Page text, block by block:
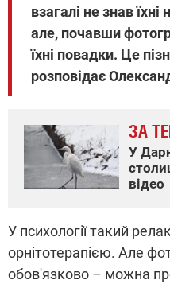
взагалі не знав
але, почавши
їхні повадки. Це
розповідає
ЗА
У
відео
У психології такий
орнітотерапією. Але
обов'язково – можна